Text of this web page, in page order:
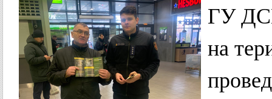
ГУ
на